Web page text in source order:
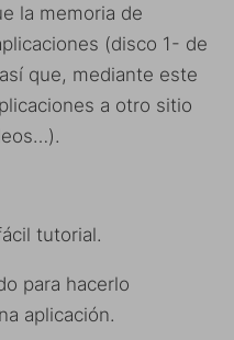
la memoria de
(disco 1- de
que, mediante este
a otro sitio
tutorial.
para hacerlo
aplicación.